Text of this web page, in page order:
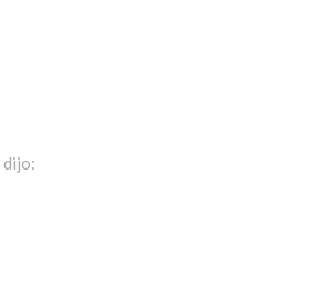
dijo: